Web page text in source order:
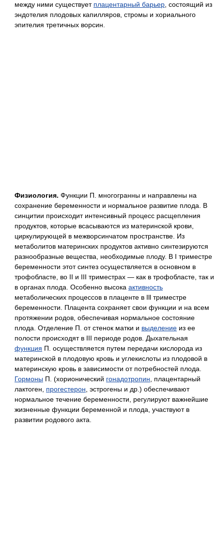
между ними существует плацентарный барьер , состоящий из
эндотелия плодовых капилляров, стромы и хориального
эпителия третичных ворсин.
Физиология. Функции П. многогранны и направлены на
сохранение беременности и нормальное развитие плода. В
синцитии происходит интенсивный процесс расщепления
продуктов, которые всасываются из материнской крови,
циркулирующей в межворсинчатом пространстве. Из
метаболитов материнских продуктов активно синтезируются
разнообразные вещества, необходимые плоду. В I триместре
беременности этот синтез осуществляется в основном в
трофобласте, во II и III триместрах — как в трофобласте, так и
в органах плода. Особенно высока активность
метаболических процессов в плаценте в Ill триместре
беременности. Плацента сохраняет свои функции и на всем
протяжении родов, обеспечивая нормальное состояние
плода. Отделение П. от стенок матки и выделение из ее
полости происходят в III периоде родов. Дыхательная
функция П. осуществляется путем передачи кислорода из
материнской в плодовую кровь и углекислоты из плодовой в
материнскую кровь в зависимости от потребностей плода.
Гормоны П. (хорионический гонадотропин , плацентарный
лактоген, прогестерон , эстрогены и др.) обеспечивают
нормальное течение беременности, регулируют важнейшие
жизненные функции беременной и плода, участвуют в
развитии родового акта.